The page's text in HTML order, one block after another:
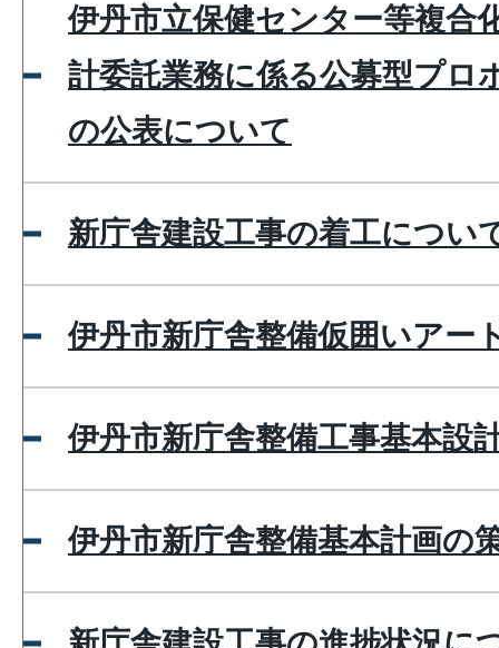
伊丹市立保健センター等複合
計委託業務に係る公募型プロ
の公表について
新庁舎建設工事の着工につい
伊丹市新庁舎整備仮囲いアー
伊丹市新庁舎整備工事基本設
伊丹市新庁舎整備基本計画の